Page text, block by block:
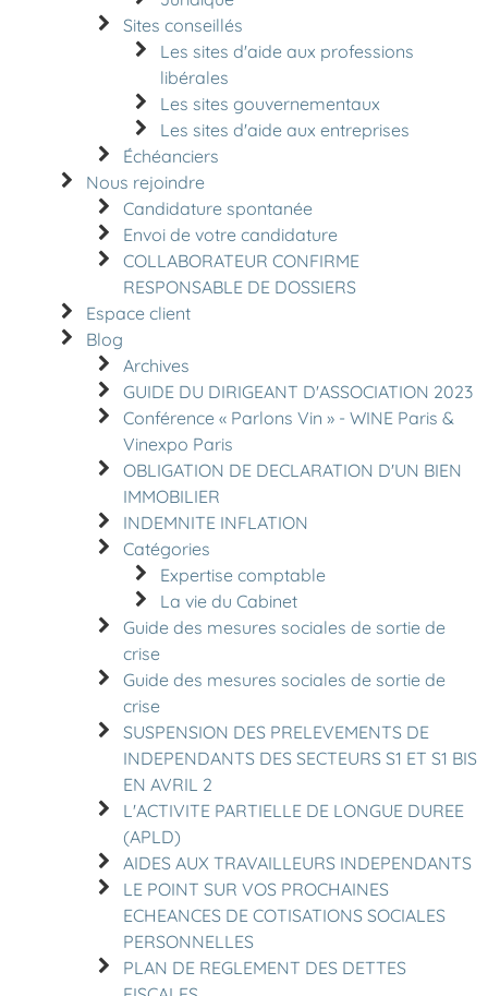
Sites conseillés
Les sites d'aide aux professions
libérales
Les sites gouvernementaux
Les sites d'aide aux entreprises
Échéanciers
Nous rejoindre
Candidature spontanée
Envoi de votre candidature
COLLABORATEUR CONFIRME
RESPONSABLE DE DOSSIERS
Espace client
Blog
Archives
GUIDE DU DIRIGEANT D'ASSOCIATION 2023
Conférence « Parlons Vin » - WINE Paris &
Vinexpo Paris
OBLIGATION DE DECLARATION D'UN BIEN
IMMOBILIER
INDEMNITE INFLATION
Catégories
Expertise comptable
La vie du Cabinet
Guide des mesures sociales de sortie de
crise
Guide des mesures sociales de sortie de
crise
SUSPENSION DES PRELEVEMENTS DE
INDEPENDANTS DES SECTEURS S1 ET S1 BIS
EN AVRIL 2
L'ACTIVITE PARTIELLE DE LONGUE DUREE
(APLD)
AIDES AUX TRAVAILLEURS INDEPENDANTS
LE POINT SUR VOS PROCHAINES
ECHEANCES DE COTISATIONS SOCIALES
PERSONNELLES
PLAN DE REGLEMENT DES DETTES